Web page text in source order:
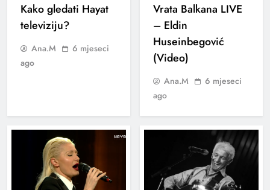
Kako gledati Hayat
televiziju?
Ana.M
6 mjeseci
ago
Vrata Balkana LIVE
– Eldin
Huseinbegović
(Video)
Ana.M
6 mjeseci
ago